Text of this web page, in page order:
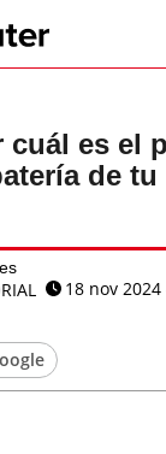
cuál es el
de
18 nov